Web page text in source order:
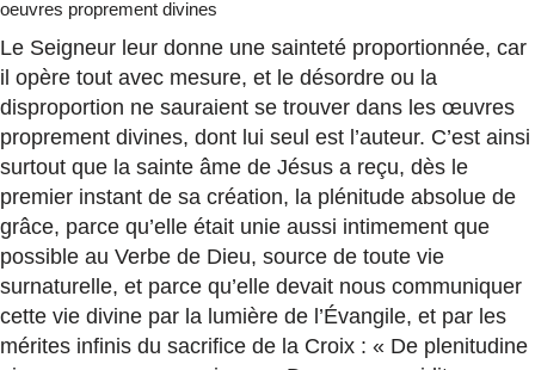
oeuvres proprement divines
Le Seigneur leur donne une sainteté proportionnée, car
il opère tout avec mesure, et le désordre ou la
disproportion ne sauraient se trouver dans les œuvres
proprement divines, dont lui seul est l’auteur. C’est ainsi
surtout que la sainte âme de Jésus a reçu, dès le
premier instant de sa création, la plénitude absolue de
grâce, parce qu’elle était unie aussi intimement que
possible au Verbe de Dieu, source de toute vie
surnaturelle, et parce qu’elle devait nous communiquer
cette vie divine par la lumière de l’Évangile, et par les
mérites infinis du sacrifice de la Croix : « De plenitudine